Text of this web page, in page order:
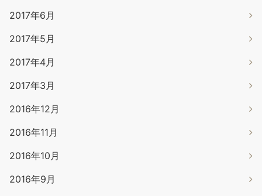
2017年6月
2017年5月
2017年4月
2017年3月
2016年12月
2016年11月
2016年10月
2016年9月